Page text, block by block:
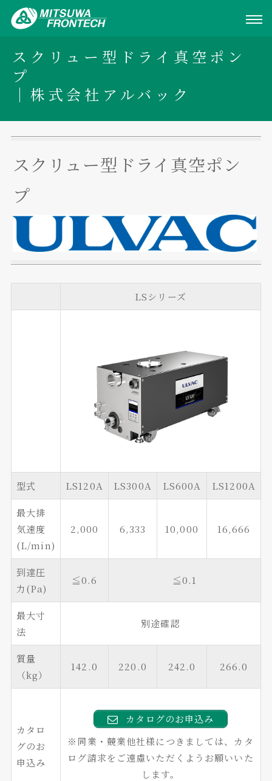
スクリュー型ドライ真空ポン
プ
｜株式会社アルバック
スクリュー型ドライ真空ポン
プ
LSシリーズ
型式 LS120A LS300A LS600A LS1200A
最大排
気速度
(L/min)
2,000 6,333 10,000 16,666
到達圧
力(Pa)
≦0.6 ≦0.1
最大寸
法
別途確認
質量
（kg）
142.0 220.0 242.0 266.0
カタロ
グのお
申込み
カタログのお申込み
※同業・競業他社様につきましては、カタ
ログ請求をご遠慮いただくようお願いいた
します。